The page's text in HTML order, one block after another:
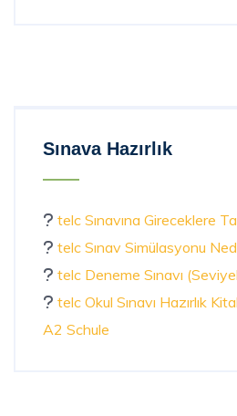
Sınava Hazırlık
telc Sınavına Gireceklere
telc Sınav Simülasyonu
telc Deneme Sınavı
telc Okul Sınavı Hazırlık
A2 Schule